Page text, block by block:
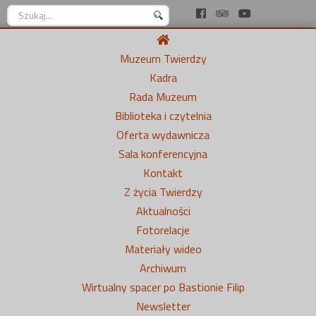
Szukaj...
Muzeum Twierdzy
Kadra
Rada Muzeum
Biblioteka i czytelnia
Oferta wydawnicza
Sala konferencyjna
Kontakt
Z życia Twierdzy
Aktualności
Fotorelacje
Materiały wideo
Archiwum
Wirtualny spacer po Bastionie Filip
Newsletter